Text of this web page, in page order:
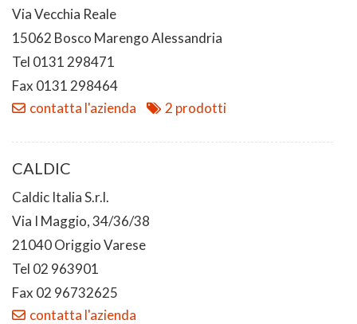
Via Vecchia Reale
15062 Bosco Marengo Alessandria
Tel 0131 298471
Fax 0131 298464
contatta l'azienda
2 prodotti
CALDIC
Caldic Italia S.r.l.
Via I Maggio, 34/36/38
21040 Origgio Varese
Tel 02 963901
Fax 02 96732625
contatta l'azienda